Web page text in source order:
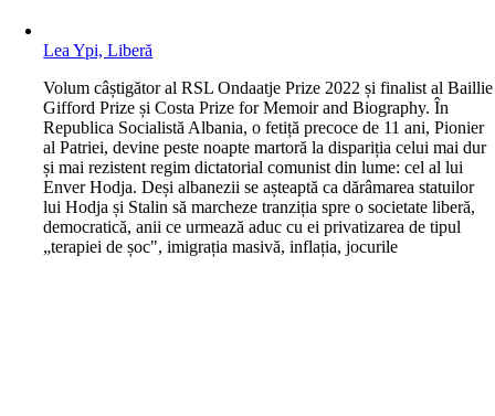
Lea Ypi, Liberă
Volum câștigător al RSL Ondaatje Prize 2022 și finalist al Baillie
Gifford Prize și Costa Prize for Memoir and Biography. În
Republica Socialistă Albania, o fetiță precoce de 11 ani, Pionier
al Patriei, devine peste noapte martoră la dispariția celui mai dur
și mai rezistent regim dictatorial comunist din lume: cel al lui
Enver Hodja. Deși albanezii se așteaptă ca dărâmarea statuilor
lui Hodja și Stalin să marcheze tranziția spre o societate liberă,
democratică, anii ce urmează aduc cu ei privatizarea de tipul
„terapiei de șoc", imigrația masivă, inflația, jocurile